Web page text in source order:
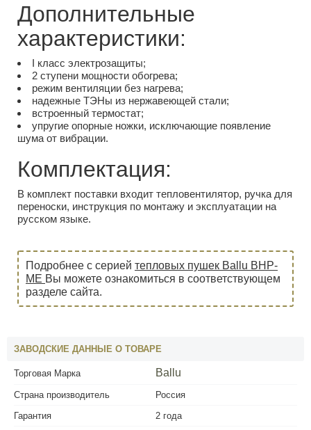
Дополнительные
характеристики:
I класс электрозащиты;
2 ступени мощности обогрева;
режим вентиляции без нагрева;
надежные ТЭНы из нержавеющей стали;
встроенный термостат;
упругие опорные ножки, исключающие появление
шума от вибрации.
Комплектация:
В комплект поставки входит тепловентилятор, ручка для
переноски, инструкция по монтажу и эксплуатации на
русском языке.
Подробнее c серией тепловых пушек Ballu BHP-
ME Вы можете ознакомиться в соответствующем
разделе сайта.
ЗАВОДСКИЕ ДАННЫЕ О ТОВАРЕ
Торговая Марка Ballu
Страна производитель
Россия
Гарантия
2 года